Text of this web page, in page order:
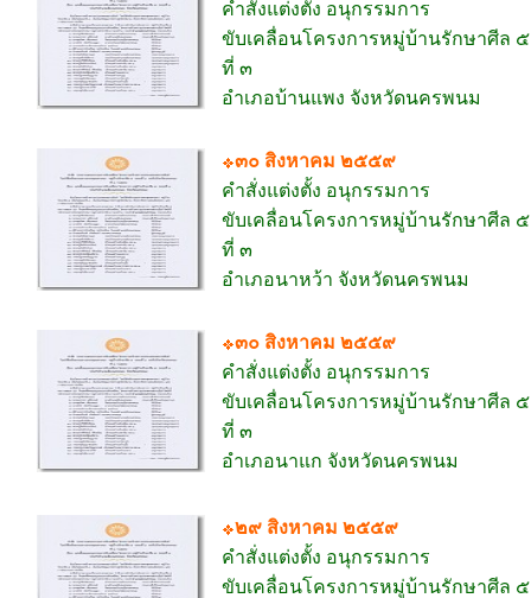
คำสั่งแต่งตั้ง อนุกรรมการ
ขับเคลื่อนโครงการหมู่บ้านรักษาศีล ๕
ที่ ๓
อำเภอบ้านแพง จังหวัดนครพนม
๓๐ สิงหาคม ๒๕๕๙
คำสั่งแต่งตั้ง อนุกรรมการ
ขับเคลื่อนโครงการหมู่บ้านรักษาศีล ๕
ที่ ๓
อำเภอนาหว้า จังหวัดนครพนม
๓๐ สิงหาคม ๒๕๕๙
คำสั่งแต่งตั้ง อนุกรรมการ
ขับเคลื่อนโครงการหมู่บ้านรักษาศีล ๕
ที่ ๓
อำเภอนาแก จังหวัดนครพนม
๒๙ สิงหาคม ๒๕๕๙
คำสั่งแต่งตั้ง อนุกรรมการ
ขับเคลื่อนโครงการหมู่บ้านรักษาศีล ๕